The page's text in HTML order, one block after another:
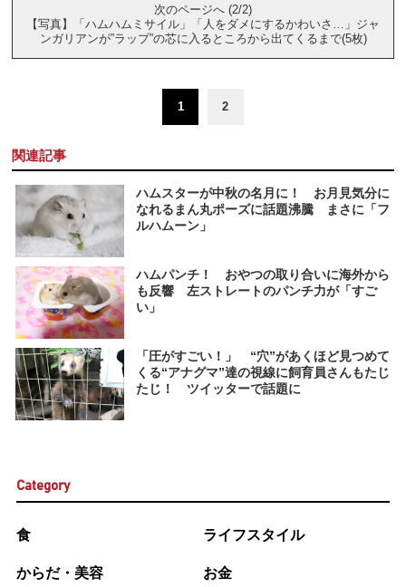
次のページへ (2/2)
【写真】「ハムハムミサイル」「人をダメにするかわいさ…」ジャ
ンガリアンが”ラップ”の芯に入るところから出てくるまで(5枚)
1 2
関連記事
ハムスターが中秋の名月に！ お月見気分に
なれるまん丸ポーズに話題沸騰 まさに「フ
ルハムーン」
ハムパンチ！ おやつの取り合いに海外から
も反響 左ストレートのパンチ力が「すご
い」
「圧がすごい！」 “穴”があくほど見つめて
くる“アナグマ”達の視線に飼育員さんもたじ
たじ！ ツイッターで話題に
Category
食 ライフスタイル
からだ・美容 お金